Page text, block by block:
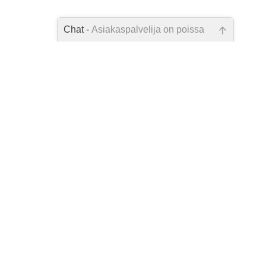
Chat -Asiakaspalvelija on poissa